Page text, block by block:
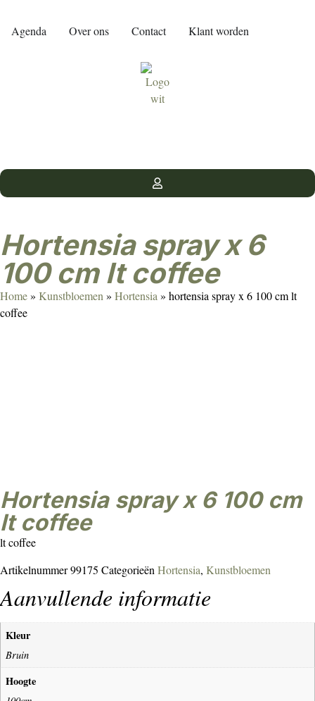
Agenda Over ons Contact Klant worden
hortensia spray x 6
100 cm lt coffee
Home» Kunstbloemen » Hortensia » hortensia spray x 6 100 cm lt
coffee
hortensia spray x 6 100 cm
lt coffee
lt coffee
Artikelnummer99175 Categorieën Hortensia, Kunstbloemen
Aanvullende informatie
Kleur
Bruin
Hoogte